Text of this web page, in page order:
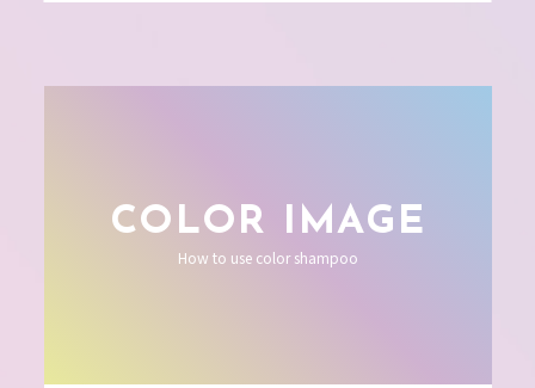
COLOR IMAGE
How to use color shampoo